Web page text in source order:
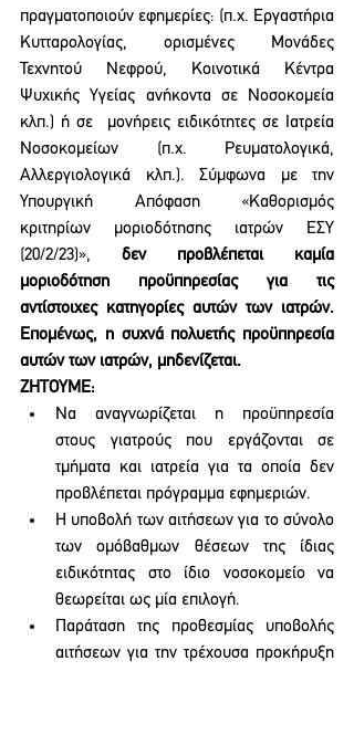
πραγματοποιούν εφημερίες: (π.χ. Εργαστήρια
Κυτταρολογίας, ορισμένες Μονάδες
Τεχνητού Νεφρού, Κοινοτικά Κέντρα
Ψυχικής Υγείας ανήκοντα σε Νοσοκομεία
κλπ.) ή σε  μονήρεις ειδικότητες σε Ιατρεία
Νοσοκομείων (π.χ. Ρευματολογικά,
Αλλεργιολογικά κλπ.). Σύμφωνα με την
Υπουργική Απόφαση «Καθορισμός
κριτηρίων μοριοδότησης ιατρών ΕΣΥ
(20/2/23)», δεν προβλέπεται καμία
μοριοδότηση προϋπηρεσίας για τις
αντίστοιχες κατηγορίες αυτών των ιατρών.
Επομένως, η συχνά πολυετής προϋπηρεσία
αυτών των ιατρών, μηδενίζεται.
ΖΗΤΟΥΜΕ:
Να αναγνωρίζεται η προϋπηρεσία
στους γιατρούς που εργάζονται σε
τμήματα και ιατρεία για τα οποία δεν
προβλέπεται πρόγραμμα εφημεριών.
Η υποβολή των αιτήσεων για το σύνολο
των ομόβαθμων θέσεων της ίδιας
ειδικότητας στο ίδιο νοσοκομείο να
θεωρείται ως μία επιλογή.
Παράταση της προθεσμίας υποβολής
αιτήσεων για την τρέχουσα προκήρυξη